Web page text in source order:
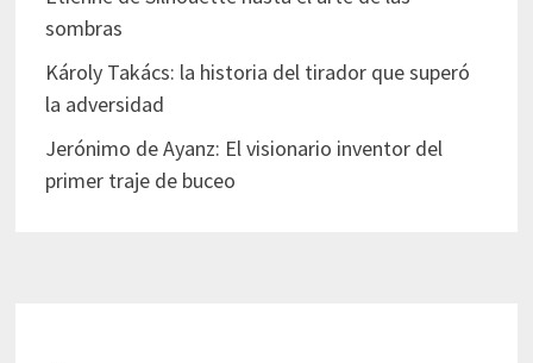
sombras
Károly Takács: la historia del tirador que superó
la adversidad
Jerónimo de Ayanz: El visionario inventor del
primer traje de buceo